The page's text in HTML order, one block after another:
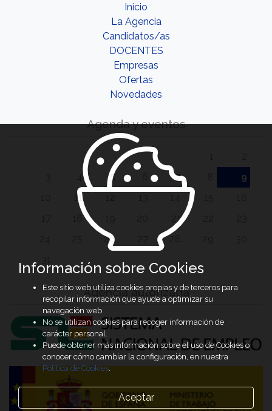
Inicio
La Agencia
Candidatos/as
DOCENTES
Empresas
Ofertas
Novedades
Agenda y eventos
5 7
9
11
21
26 28
Agencia autorizada
Información sobre Cookies
Este sitio web utiliza cookies propias y de terceros para
recopilar información que ayude a optimizar su
navegación web.
No se utilizan cookies para recoger información de
carácter personal.
Puede obtener más información sobre el uso de Cookies o
conocer cómo cambiar la configuración, en nuestra
Política de Cookies.
Aceptar